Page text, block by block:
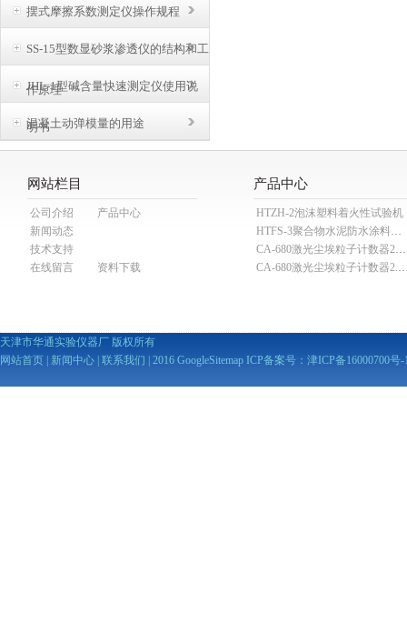
摆式摩擦系数测定仪操作规程
SS-15型数显砂浆渗透仪的结构和工
作原理
JHL-1型碱含量快速测定仪使用说
明书
混凝土动弹模量的用途
网站栏目
公司介绍
产品中心
新闻动态
技术支持
在线留言
资料下载
产品中心
HTZH-2泡沫塑料着火性试验机
HTFS-3聚合物水泥防水涂料分散机
CA-680激光尘埃粒子计数器28.3L
CA-680激光尘埃粒子
天津市华通实验仪器厂 版权所有
网站首页
新闻中心 联系我们 | 2016 GoogleSitemap ICP备案号： 津ICP备16000700号-